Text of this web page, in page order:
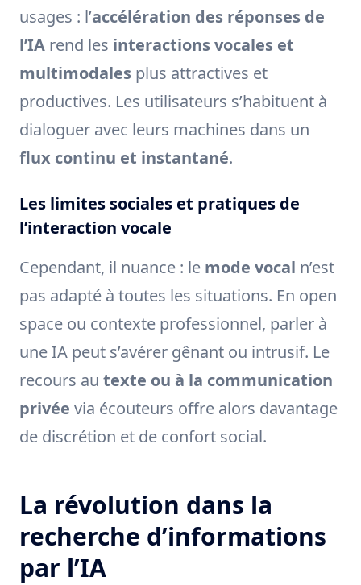
usages : l’accélération des réponses de
l’IA rend les interactions vocales et
multimodales plus attractives et
productives. Les utilisateurs s’habituent à
dialoguer avec leurs machines dans un
flux continu et instantané.
Les limites sociales et pratiques de
l’interaction vocale
Cependant, il nuance : le mode vocal n’est
pas adapté à toutes les situations. En open
space ou contexte professionnel, parler à
une IA peut s’avérer gênant ou intrusif. Le
recours au texte ou à la communication
privée via écouteurs offre alors davantage
de discrétion et de confort social.
La révolution dans la
recherche d’informations
par l’IA